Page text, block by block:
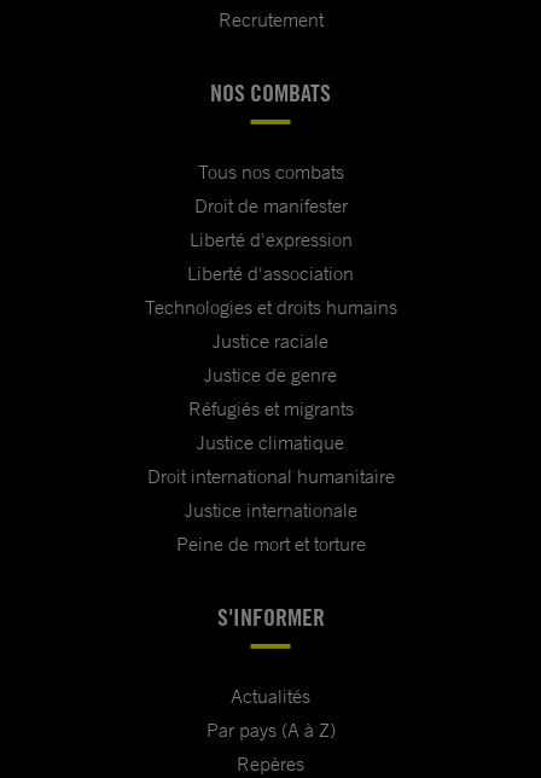
Recrutement
NOS COMBATS
Tous nos combats
Droit de manifester
Liberté d'expression
Liberté d'association
Technologies et droits humains
Justice raciale
Justice de genre
Réfugiés et migrants
Justice climatique
Droit international humanitaire
Justice internationale
Peine de mort et torture
S'INFORMER
Actualités
Par pays (A à Z)
Repères